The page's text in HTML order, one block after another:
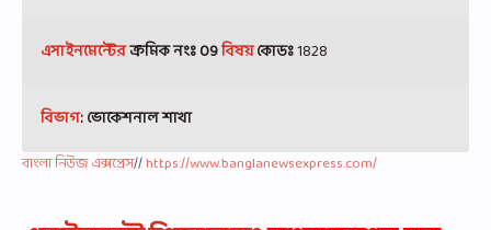
এসাইনমেন্টেরক্রমিক নংঃ 09বিষয়কোডঃ1828
বিভাগ: ভোকেশনালশাখা
বাংলা নিউজ এক্সপ্রেস//https://www.banglanewsexpress.com/